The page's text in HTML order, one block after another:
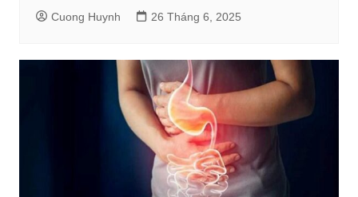
Cuong Huynh 26 Tháng 6, 2025